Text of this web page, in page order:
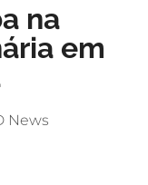
na
em
News